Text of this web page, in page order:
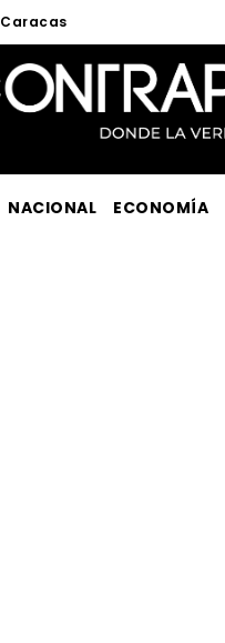
Caracas
NACIONAL ECONOMÍA